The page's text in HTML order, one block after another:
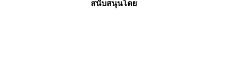
สนับสนุนโดย